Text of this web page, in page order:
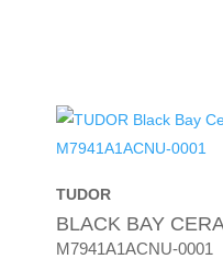
TUDOR
BLACK BAY
M7941A1ACNU-0001